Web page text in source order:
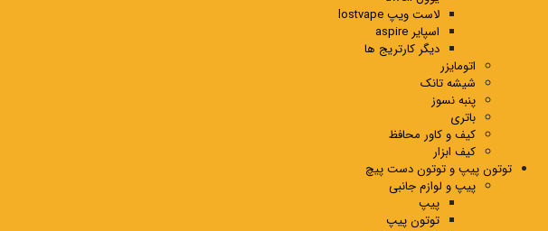
لاست ویپ lostvape
اسپایر aspire
دیگر کارتریج ها
اتومایزر
شیشه تانک
پنبه نسوز
باتری
کیف و کاور محافظ
کیف ابزار
توتون پیپ و توتون دست پیچ
پیپ و لوازم جانبی
پیپ
توتون پیپ